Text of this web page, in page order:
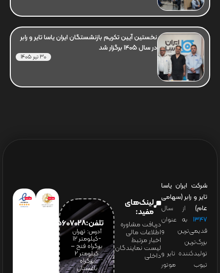
نخستین آیین تکریم بازنشستگان ایران یاسا تایر و رابر
در سال 1405 برگزار شد
30 تیر 1405
شرکت ایران یاسا
تایر و رابر (سهامی
عام) از سال
۱۳۴۷ به عنوان
قدیمی‌ترین و
بزرگ‌ترین
تولیدکننده تایر و
تیوب موتور
لینک‌های
مفید:
دریافت مشاوره
اطلاعات مالی
اخبار مرتبط
لیست نمایندگان
داخلی
تلفن:65607028(021)
آدرس: تهران
-کیلومتر 12
بزرگراه فتح –
کیلومتر ۲
بزرگراه
باغستان